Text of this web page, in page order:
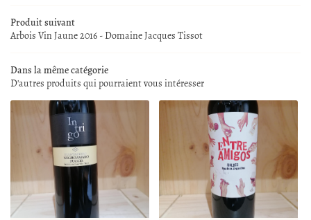
LA BOUTIQUE
CAVE À VINS
SPIRITUEUX
ET ÉVÉNEMENTS
CONTACT
RESTEZ
Inscription
Produit suivant
Arbois Vin Jaune 2016 - Domaine Jacques Tissot
Dans la même catégorie
D'autres produits qui pourraient vous intéresser